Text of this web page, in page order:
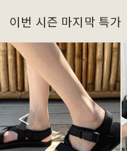
이번 시즌 마지막 특가